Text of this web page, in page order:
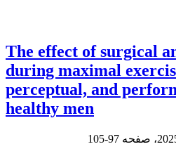
The effect of surgical
during maximal
perceptual, and
healthy men
97-105